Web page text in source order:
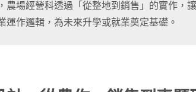
農場經營科透過「從整地到銷售」的實作，
運作邏輯，為未來升學或就業奠定基礎。